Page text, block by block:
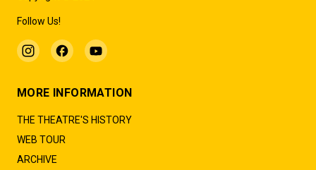
Follow Us!
MORE INFORMATION
THE THEATRE'S HISTORY
WEB TOUR
ARCHIVE